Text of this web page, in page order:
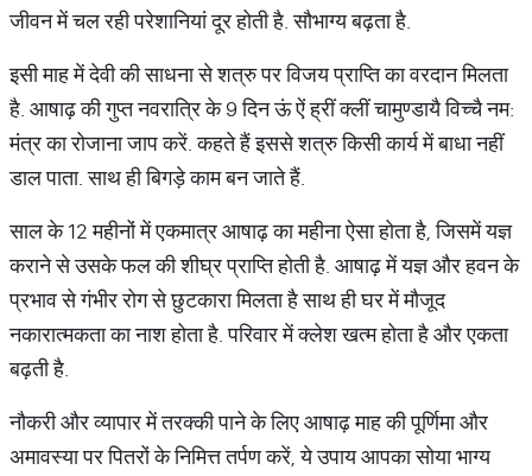
जीवन में चल रही परेशानियां दूर होती है. सौभाग्य बढ़ता है.
इसी माह में देवी की साधना से शत्रु पर विजय प्राप्ति का वरदान मिलता
है. आषाढ़ की गुप्त नवरात्रि के 9 दिन ऊं ऐं ह्रीं क्लीं चामुण्डायै विच्चै नम:
मंत्र का रोजाना जाप करें. कहते हैं इससे शत्रु किसी कार्य में बाधा नहीं
डाल पाता. साथ ही बिगड़े काम बन जाते हैं.
साल के 12 महीनों में एकमात्र आषाढ़ का महीना ऐसा होता है, जिसमें यज्ञ
कराने से उसके फल की शीघ्र प्राप्ति होती है. आषाढ़ में यज्ञ और हवन के
प्रभाव से गंभीर रोग से छुटकारा मिलता है साथ ही घर में मौजूद
नकारात्मकता का नाश होता है. परिवार में क्लेश खत्म होता है और एकता
बढ़ती है.
नौकरी और व्यापार में तरक्की पाने के लिए आषाढ़ माह की पूर्णिमा और
अमावस्या पर पितरों के निमित्त तर्पण करें, ये उपाय आपका सोया भाग्य